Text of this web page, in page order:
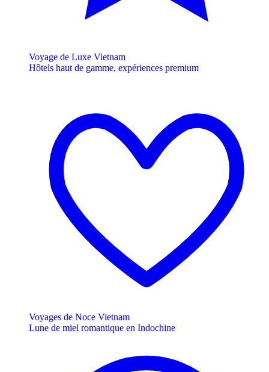
Voyage de Luxe Vietnam
Hôtels haut de gamme, expériences premium
Voyages de Noce Vietnam
Lune de miel romantique en Indochine